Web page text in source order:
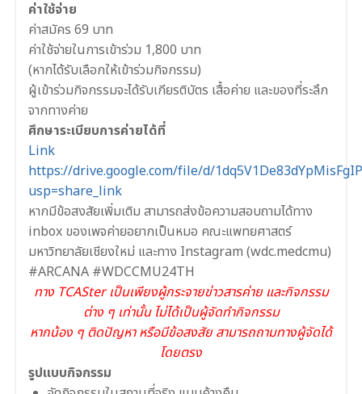
ค่าใช้จ่าย
ค่าสมัคร 69 บาท
ค่าใช้จ่ายในการเข้าร่วม 1,800 บาท
(หากได้รับเลือกให้เข้าร่วมกิจกรรม)
ผู้เข้าร่วมกิจกรรมจะได้รับเกียรติบัตร เสื้อค่าย และของที่ระลึก
จากทางค่าย
ศึกษาระเบียบการค่ายได้ที่
Link
https://drive.google.com/file/d/
usp=share_link
หากมีข้อสงสัยเพิ่มเติม สามารถส่งข้อความสอบถามได้ทาง
inbox ของเพจค่ายอยากเป็นหมอ คณะแพทยศาสตร์
มหาวิทยาลัยเชียงใหม่ และทาง Instagram (wdc.medcmu)
#ARCANA #WDCCMU24TH
ทาง TCASter เป็นเพียงผู้กระจายข่าวสารค่าย และกิจกรรม
ต่าง ๆ เท่านั้น ไม่ได้เป็นผู้จัดทำกิจกรรม
หากน้อง ๆ ติดปัญหา หรือมีข้อสงสัย สามารถถามทางผู้จัดได้
โดยตรง
รูปแบบกิจกรรม